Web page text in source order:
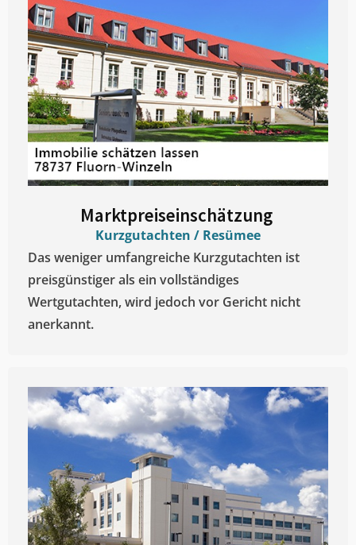
Marktpreiseinschätzung ​
Kurzgutachten / Resümee
Das weniger umfangreiche Kurzgutachten ist
preisgünstiger als ein vollständiges
Wertgutachten, wird jedoch vor Gericht nicht
anerkannt.